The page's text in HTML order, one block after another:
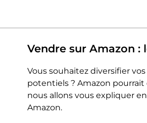
Vendre sur Amazon
Vous souhaitez diversifier
potentiels ? Amazon
nous allons vous expliquer
Amazon.